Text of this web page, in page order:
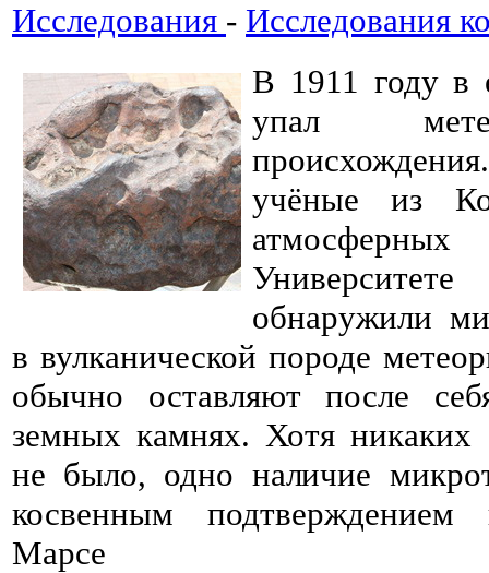
Исследования - Исследования
В 1911 году в
упал
учёные из
обнаружили
в вулканической породе
обычно оставляют после
земных камнях. Хотя
не было, одно наличие
косвенным
Марсе